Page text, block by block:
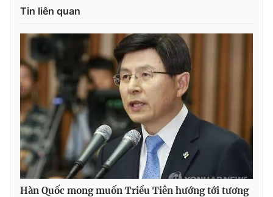
Thị trường
Tư vấn
Lịch phát sóng
Chuyên mục khác
Emagazine Podcast
Photo Infographic
Video Shorts video
VTV Money VTV Thể thao
Tin liên quan
Hàn Quốc mong muốn Triều Tiên hướng tới tương